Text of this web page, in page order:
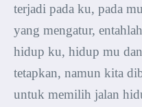
terjadi pada ku, pada
yang mengatur,
hidup ku, hidup mu
tetapkan, namun kita
untuk memilih jalan